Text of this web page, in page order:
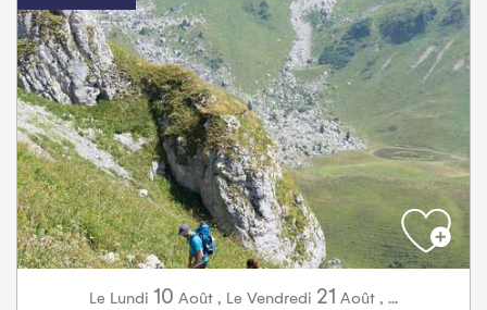
Le Lundi 10 Août , Le Vendredi 21 Août , ...